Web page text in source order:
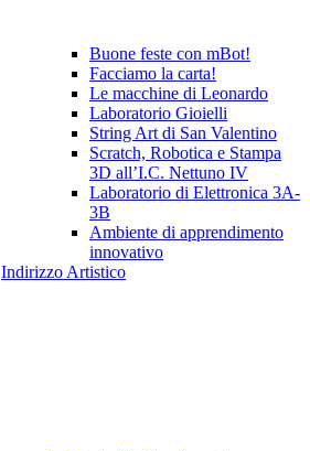
Buone feste con mBot!
Facciamo la carta!
Le macchine di Leonardo
Laboratorio Gioielli
String Art di San Valentino
Scratch, Robotica e Stampa
3D all’I.C. Nettuno IV
Laboratorio di Elettronica 3A-
3B
Ambiente di apprendimento
innovativo
Indirizzo Artistico